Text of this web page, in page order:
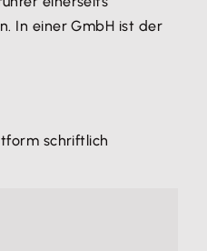
In einer GmbH ist der
schriftlich